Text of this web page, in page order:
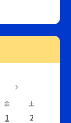
金 土
1
2